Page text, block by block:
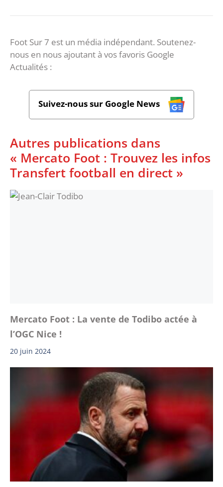
Foot Sur 7 est un média indépendant. Soutenez-
nous en nous ajoutant à vos favoris Google
Actualités :
Suivez-nous sur Google News
Autres publications dans
« Mercato Foot : Trouvez les infos
Transfert football en direct »
Mercato Foot : La vente de Todibo actée à
l’OGC Nice !
20 juin 2024